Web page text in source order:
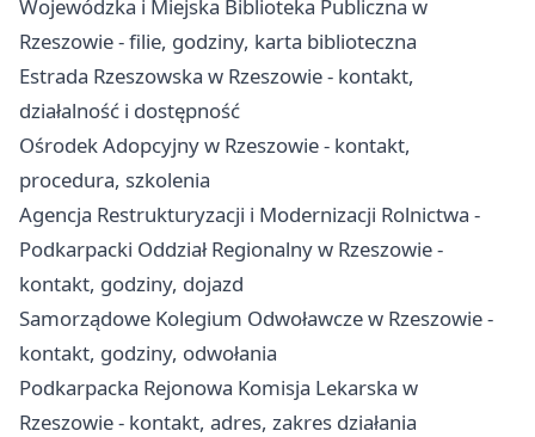
Wojewódzka i Miejska Biblioteka Publiczna w
Rzeszowie - filie, godziny, karta biblioteczna
Estrada Rzeszowska w Rzeszowie - kontakt,
działalność i dostępność
Ośrodek Adopcyjny w Rzeszowie - kontakt,
procedura, szkolenia
Agencja Restrukturyzacji i Modernizacji Rolnictwa -
Podkarpacki Oddział Regionalny w Rzeszowie -
kontakt, godziny, dojazd
Samorządowe Kolegium Odwoławcze w Rzeszowie -
kontakt, godziny, odwołania
Podkarpacka Rejonowa Komisja Lekarska w
Rzeszowie - kontakt, adres, zakres działania